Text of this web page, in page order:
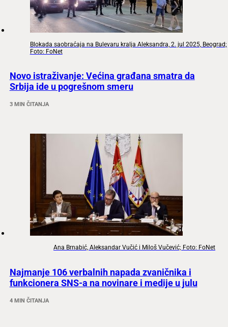
Blokada saobraćaja na Bulevaru kralja Aleksandra, 2. jul 2025, Beograd;
Foto: FoNet
Novo istraživanje: Većina građana smatra da
Srbija ide u pogrešnom smeru
3 MIN ČITANJA
Ana Brnabić, Aleksandar Vučić i Miloš Vučević; Foto: FoNet
Najmanje 106 verbalnih napada zvaničnika i
funkcionera SNS-a na novinare i medije u julu
4 MIN ČITANJA